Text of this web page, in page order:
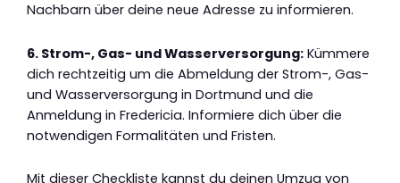
Nachbarn über deine neue Adresse zu informieren.
6. Strom-, Gas- und Wasserversorgung: Kümmere
dich rechtzeitig um die Abmeldung der Strom-, Gas-
und Wasserversorgung in Dortmund und die
Anmeldung in Fredericia. Informiere dich über die
notwendigen Formalitäten und Fristen.
Mit dieser Checkliste kannst du deinen Umzug von